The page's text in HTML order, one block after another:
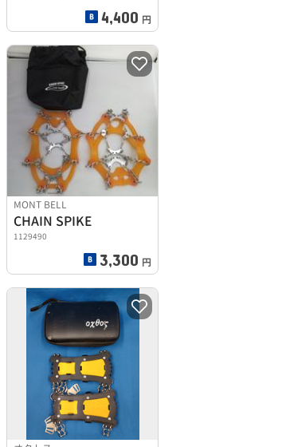
4,400 円
MONT BELL
CHAIN SPIKE
1129490
3,300 円